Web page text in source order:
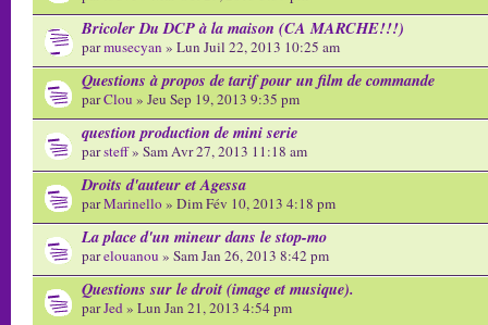
Bricoler Du DCP à la maison (CA MARCHE!!!)
parmusecyan » Lun Juil 22, 2013 10:25 am
Questions à propos de tarif pour un film de commande
parClou » Jeu Sep 19, 2013 9:35 pm
question production de mini serie
parsteff» Sam Avr 27, 2013 11:18 am
Droits d'auteur et Agessa
parMarinello» Dim Fév 10, 2013 4:18 pm
La place d'un mineur dans le stop-mo
parelouanou » Sam Jan 26, 2013 8:42 pm
Questions sur le droit (image et musique).
parJed» Lun Jan 21, 2013 4:54 pm